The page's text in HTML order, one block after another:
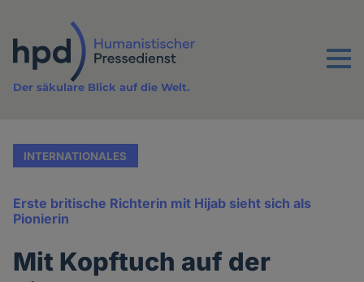
Inhalt
Menu
Der säkulare Blick auf die Welt.
INTERNATIONALES
Erste britische Richterin mit Hijab sieht sich als
Pionierin
Mit Kopftuch auf der